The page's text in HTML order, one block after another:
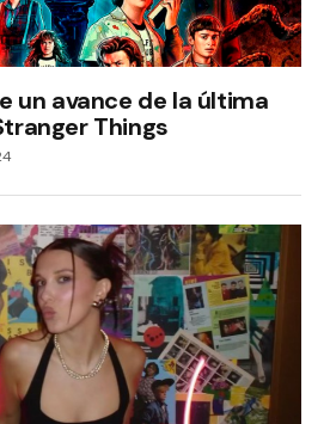
un avance de la última
Things